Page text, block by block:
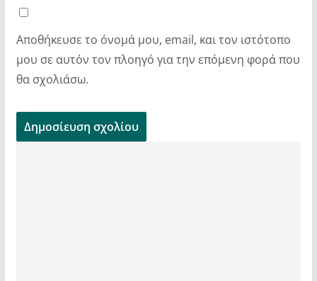
Αποθήκευσε το όνομά μου, email, και τον ιστότοπο
μου σε αυτόν τον πλοηγό για την επόμενη φορά που
θα σχολιάσω.